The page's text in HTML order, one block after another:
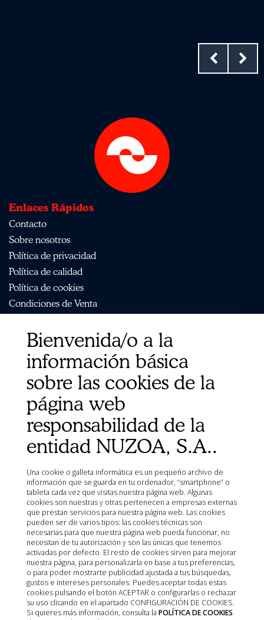
Enlaces Rápidos
Contacto
Sobre nosotros
Política de privacidad
Política de calidad
Política de cookies
Condiciones de Venta
Mapa del sitio
Organismos
Ambiente (MAPA)
Sanitarios (AEMPS)
veterinarios CIMAVET
Bienvenida/o a la
información básica
sobre las cookies de la
página web
responsabilidad de la
entidad NUZOA, S.A..
Una cookie o galleta informática es un pequeño archivo de
información que se guarda en tu ordenador, “smartphone” o
tableta cada vez que visitas nuestra página web. Algunas
cookies son nuestras y otras pertenecen a empresas externas
que prestan servicios para nuestra página web. Las cookies
pueden ser de varios tipos: las cookies técnicas son
necesarias para que nuestra página web pueda funcionar, no
necesitan de tu autorización y son las únicas que tenemos
activadas por defecto. El resto de cookies sirven para mejorar
nuestra página, para personalizarla en base a tus preferencias,
o para poder mostrarte publicidad ajustada a tus búsquedas,
gustos e intereses personales. Puedes aceptar todas estas
cookies pulsando el botón ACEPTAR o configurarlas o rechazar
su uso clicando en el apartado CONFIGURACIÓN DE COOKIES.
Si quieres más información, consulta la POLÍTICA DE COOKIES